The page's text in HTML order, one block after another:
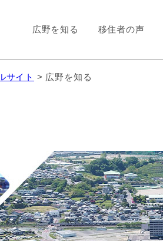
広野を知る 移住者の声
サイト > 広野を知る